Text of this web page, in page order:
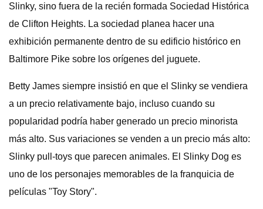
Slinky, sino fuera de la recién formada Sociedad Histórica
de Clifton Heights. La sociedad planea hacer una
exhibición permanente dentro de su edificio histórico en
Baltimore Pike sobre los orígenes del juguete.
Betty James siempre insistió en que el Slinky se vendiera
a un precio relativamente bajo, incluso cuando su
popularidad podría haber generado un precio minorista
más alto. Sus variaciones se venden a un precio más alto:
Slinky pull-toys que parecen animales. El Slinky Dog es
uno de los personajes memorables de la franquicia de
películas "Toy Story".